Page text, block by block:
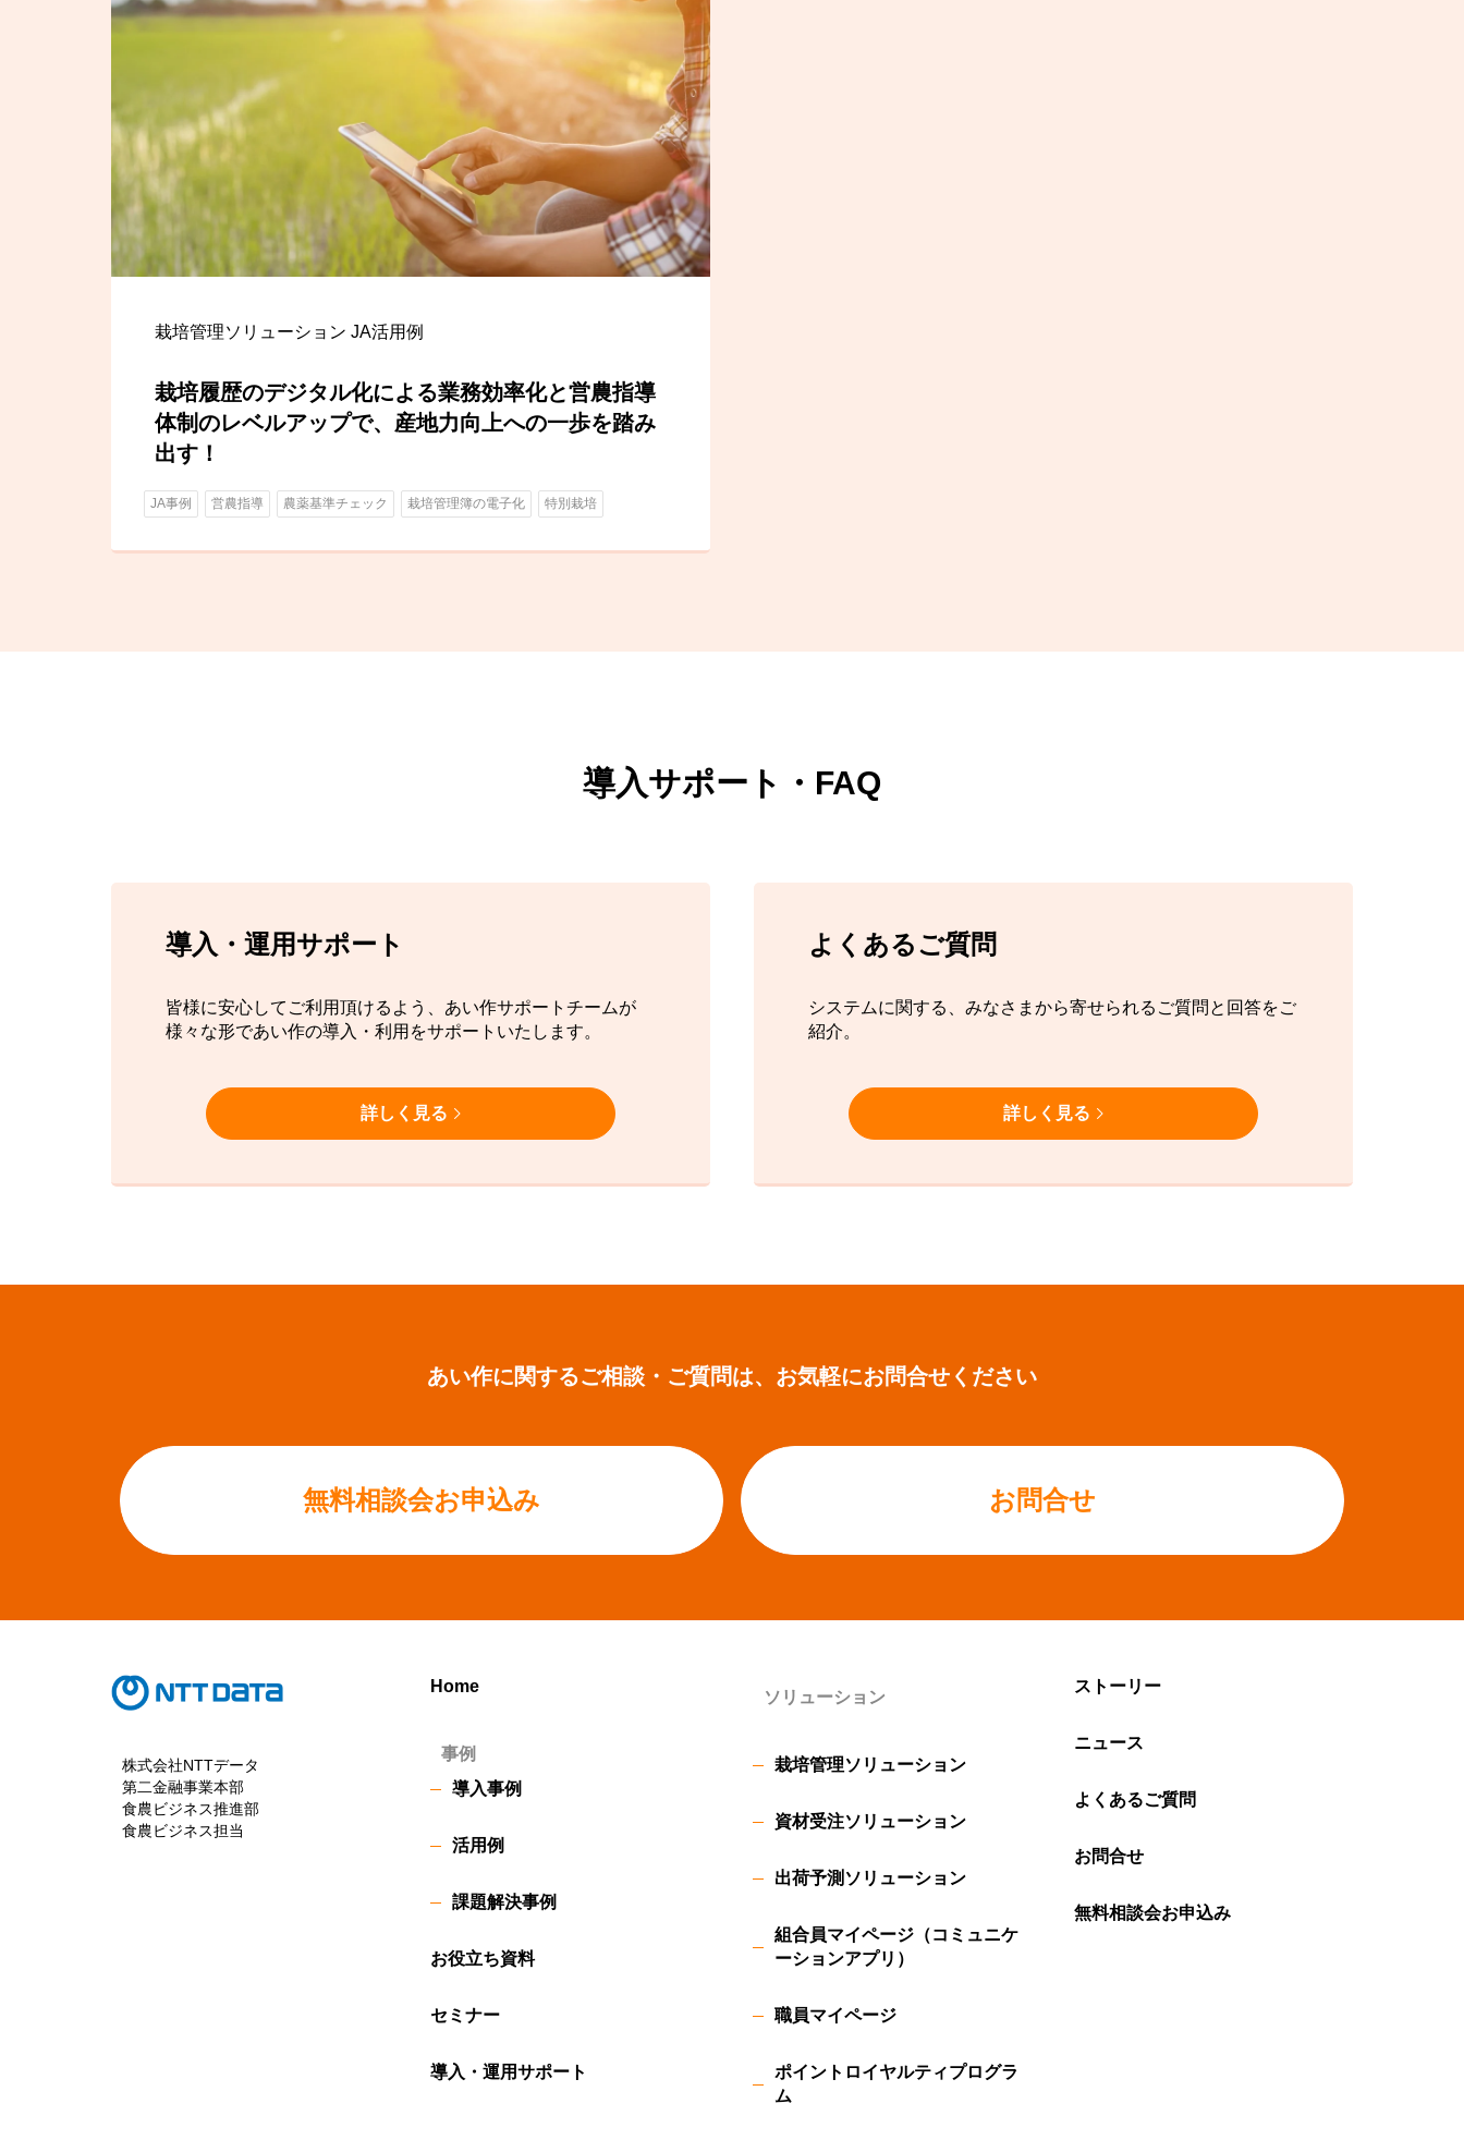
栽培管理ソリューション JA活用例
栽培履歴のデジタル化による業務効率化と営農指導
体制のレベルアップで、産地力向上への一歩を踏み
出す！
JA事例 営農指導 農薬基準チェック 栽培管理簿の電子化 特別栽培
導入サポート・FAQ
導入・運用サポート
皆様に安心してご利用頂けるよう、あい作サポートチームが
様々な形であい作の導入・利用をサポートいたします。
詳しく見る
よくあるご質問
システムに関する、みなさまから寄せられるご質問と回答をご
紹介。
詳しく見る
あい作に関するご相談・ご質問は、 お気軽にお問合せください
無料相談会お申込み お問合せ
Home
事例
導入事例
活用例
課題解決事例
お役立ち資料
セミナー
導入・運用サポート
ソリューション
栽培管理ソリューション
資材受注ソリューション
出荷予測ソリューション
組合員マイページ（コミュニケ
ーションアプリ）
職員マイページ
ポイントロイヤルティプログラ
ム
ストーリー
ニュース
よくあるご質問
お問合せ
無料相談会お申込み
株式会社NTTデータ
第二金融事業本部
食農ビジネス推進部
食農ビジネス担当